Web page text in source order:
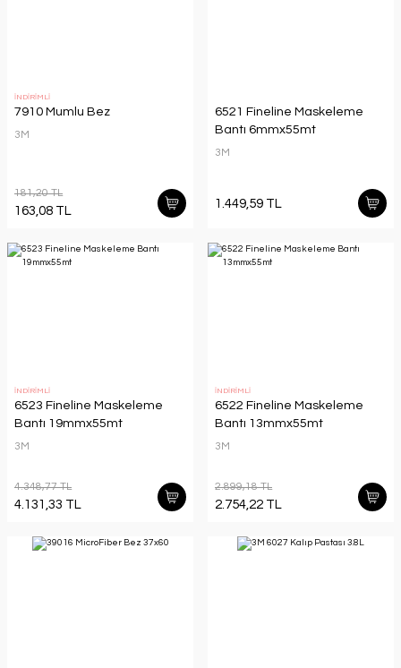
İNDİRİMLİ
7910 Mumlu Bez
3M
181,20 TL
163,08 TL
6521 Fineline Maskeleme
Bantı 6mmx55mt
3M
1.449,59 TL
İNDİRİMLİ
6523 Fineline Maskeleme
Bantı 19mmx55mt
3M
4.348,77 TL
4.131,33 TL
İNDİRİMLİ
6522 Fineline Maskeleme
Bantı 13mmx55mt
3M
2.899,18 TL
2.754,22 TL